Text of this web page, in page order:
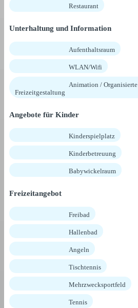
Restaurant
Unterhaltung und Information
Aufenthaltsraum
WLAN/Wifi
Animation / Organisierte
Freizeitgestaltung
Angebote für Kinder
Kinderspielplatz
Kinderbetreuung
Babywickelraum
Freizeitangebot
Freibad
Hallenbad
Angeln
Tischtennis
Mehrzwecksportfeld
Tennis